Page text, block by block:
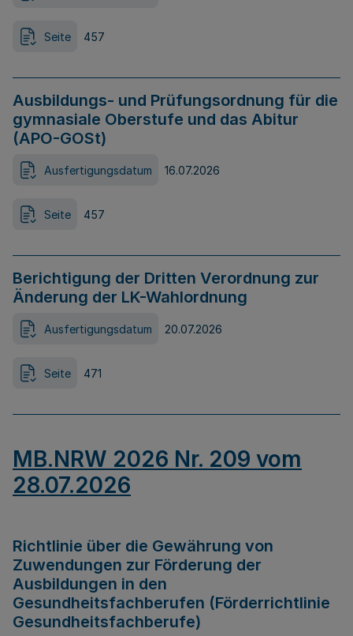
Seite 457
Ausbildungs- und Prüfungsordnung für die
gymnasiale Oberstufe und das Abitur
(APO-GOSt)
Ausfertigungsdatum 16.07.2026
Seite 457
Berichtigung der Dritten Verordnung zur
Änderung der LK-Wahlordnung
Ausfertigungsdatum 20.07.2026
Seite 471
MB.NRW 2026 Nr. 209 vom
28.07.2026
Richtlinie über die Gewährung von
Zuwendungen zur Förderung der
Ausbildungen in den
Gesundheitsfachberufen (Förderrichtlinie
Gesundheitsfachberufe)